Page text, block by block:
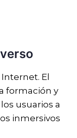
El
formación y
usuarios a
inmersivos